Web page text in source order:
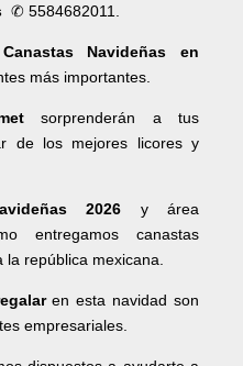
✆ 5584682011.
Canastas Navideñas en
más importantes.
sorprenderán a tus
de los mejores licores y
2026 y área
entregamos canastas
república mexicana.
en esta navidad son
empresariales.